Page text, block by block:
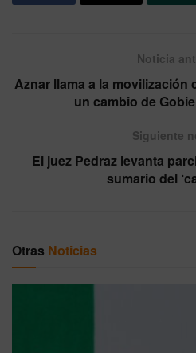
Noticia
Aznar llama a la
un cambio de
Siguiente
El juez Pedraz levanta
sumario del
Otras Noticias